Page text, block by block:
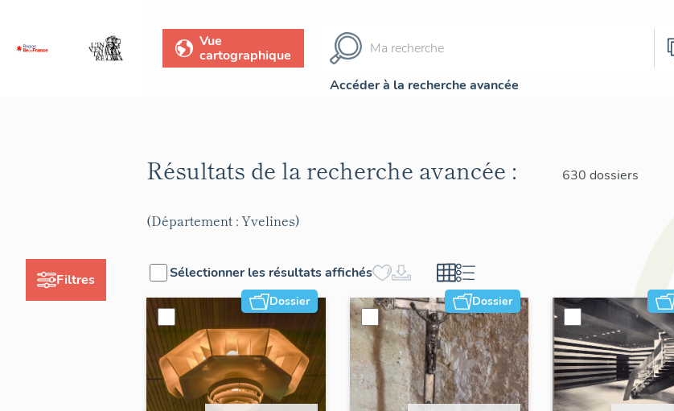
Vue
cartographique
Accéder à la recherche avancée
Filtres
Résultats de la recherche avancée : 630 dossiers
(Département : Yvelines)
Sélectionner les résultats affichés
Dossier Dossier